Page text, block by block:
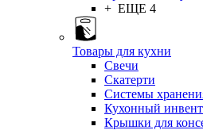
+ ЕЩЕ 4
Товары для кухни
Свечи
Скатерти
Системы
Кухонный
Крышки для